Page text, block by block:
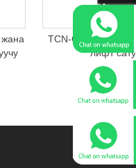
TCN-CEL-
лифт